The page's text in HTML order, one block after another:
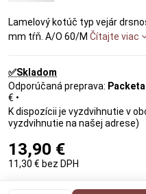
Lamelový kotúč typ vejár
mm tŕň. A/O 60/M Čítajte viac
✅Skladom
€ •
vyzdvihnutie na našej adrese)
13,90 €
11,30 € bez DPH